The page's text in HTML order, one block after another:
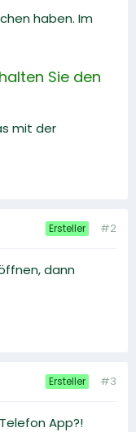
haben. Im
Sie den
mit der
Ersteller #2
dann
Ersteller #3
App?!